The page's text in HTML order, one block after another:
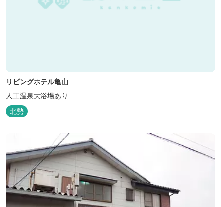
リビングホテル亀山
人工温泉大浴場あり
北勢